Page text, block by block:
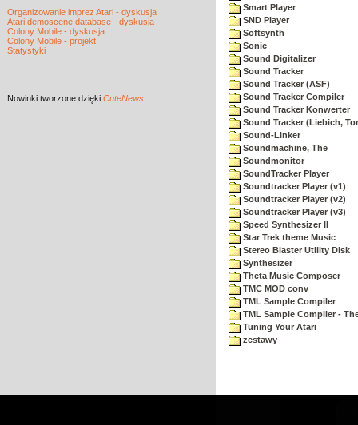
Organizowanie imprez Atari - dyskusja
Atari demoscene database - dyskusja
Colony Mobile - dyskusja
Colony Mobile - projekt
Statystyki
Nowinki tworzone dzięki CuteNews
Smart Player
SND Player
Softsynth
Sonic
Sound Digitalizer
Sound Tracker
Sound Tracker (ASF)
Sound Tracker Compiler
Sound Tracker Konwerter
Sound Tracker (Liebich,
Sound-Linker
Soundmachine, The
Soundmonitor
SoundTracker Player
Soundtracker Player (v1)
Soundtracker Player (v2)
Soundtracker Player (v3)
Speed Synthesizer II
Star Trek theme Music
Stereo Blaster Utility Disk
Synthesizer
Theta Music Composer
TMC MOD conv
TML Sample Compiler
TML Sample Compiler -
Tuning Your Atari
zestawy